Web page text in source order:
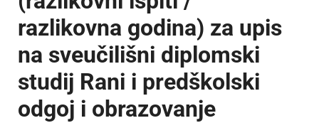
razlikovna godina) za upis
na sveučilišni diplomski
studij Rani i predškolski
odgoj i obrazovanje